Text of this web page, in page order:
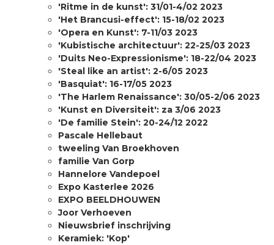
'Ritme in de kunst': 31/01-4/02 2023
'Het Brancusi-effect': 15-18/02 2023
'Opera en Kunst': 7-11/03 2023
'Kubistische architectuur': 22-25/03 2023
'Duits Neo-Expressionisme': 18-22/04 2023
'Steal like an artist': 2-6/05 2023
'Basquiat': 16-17/05 2023
'The Harlem Renaissance': 30/05-2/06 2023
'Kunst en Diversiteit': za 3/06 2023
'De familie Stein': 20-24/12 2022
Pascale Hellebaut
tweeling Van Broekhoven
familie Van Gorp
Hannelore Vandepoel
Expo Kasterlee 2026
EXPO BEELDHOUWEN
Joor Verhoeven
Nieuwsbrief inschrijving
Keramiek: 'Kop'